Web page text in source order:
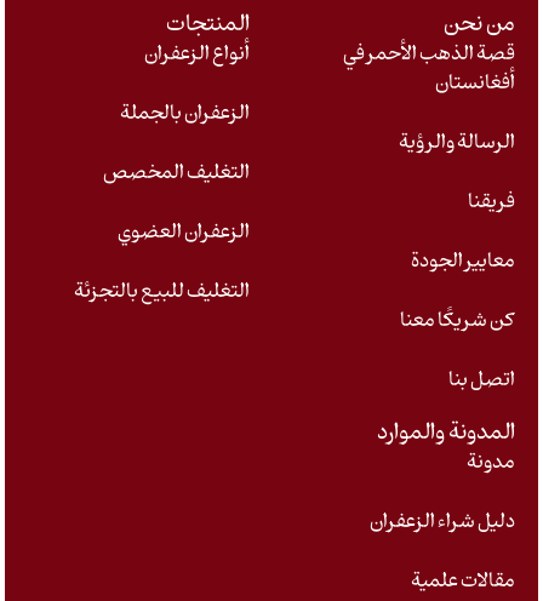
من نحن
قصة الذهب الأحمر في
أفغانستان
الرسالة والرؤية
فريقنا
معايير الجودة
كن شريكًا معنا
اتصل بنا
المنتجات
أنواع الزعفران
الزعفران بالجملة
التغليف المخصص
الزعفران العضوي
التغليف للبيع بالتجزئة
المدونة والموارد
مدونة
دليل شراء الزعفران
مقالات علمية